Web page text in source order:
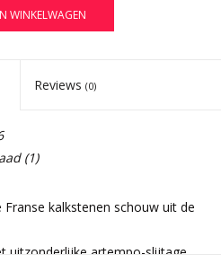
WINKELWAGEN
Reviews (0)
(1)
kalkstenen schouw uit de
uitzonderlijke artempo-slijtage.